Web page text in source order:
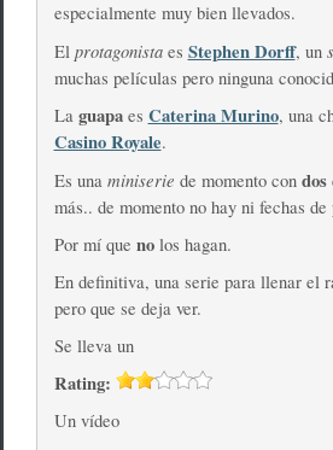
especialmente muy bien llevados.
El protagonista es Stephen Dorff, un
muchas películas pero ninguna
La guapa es Caterina Murino, una
Casino Royale.
Es una miniserie de momento con dos
más.. de momento no hay ni fechas
Por mí que no los hagan.
En definitiva, una serie para llenar el
pero que se deja ver.
Se lleva un
Rating:
Un vídeo